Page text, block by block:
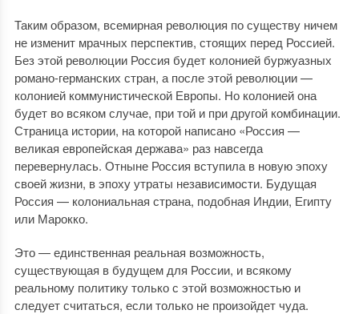
Таким образом, всемирная революция по существу ничем
не изменит мрачных перспектив, стоящих перед Россией.
Без этой революции Россия будет колонией буржуазных
романо-германских стран, а после этой революции —
колонией коммунистической Европы. Но колонией она
будет во всяком случае, при той и при другой комбинации.
Страница истории, на которой написано «Россия —
великая европейская держава» раз навсегда
перевернулась. Отныне Россия вступила в новую эпоху
своей жизни, в эпоху утраты независимости. Будущая
Россия — колониальная страна, подобная Индии, Египту
или Марокко.
Это — единственная реальная возможность,
существующая в будущем для России, и всякому
реальному политику только с этой возможностью и
следует считаться, если только не произойдет чуда.